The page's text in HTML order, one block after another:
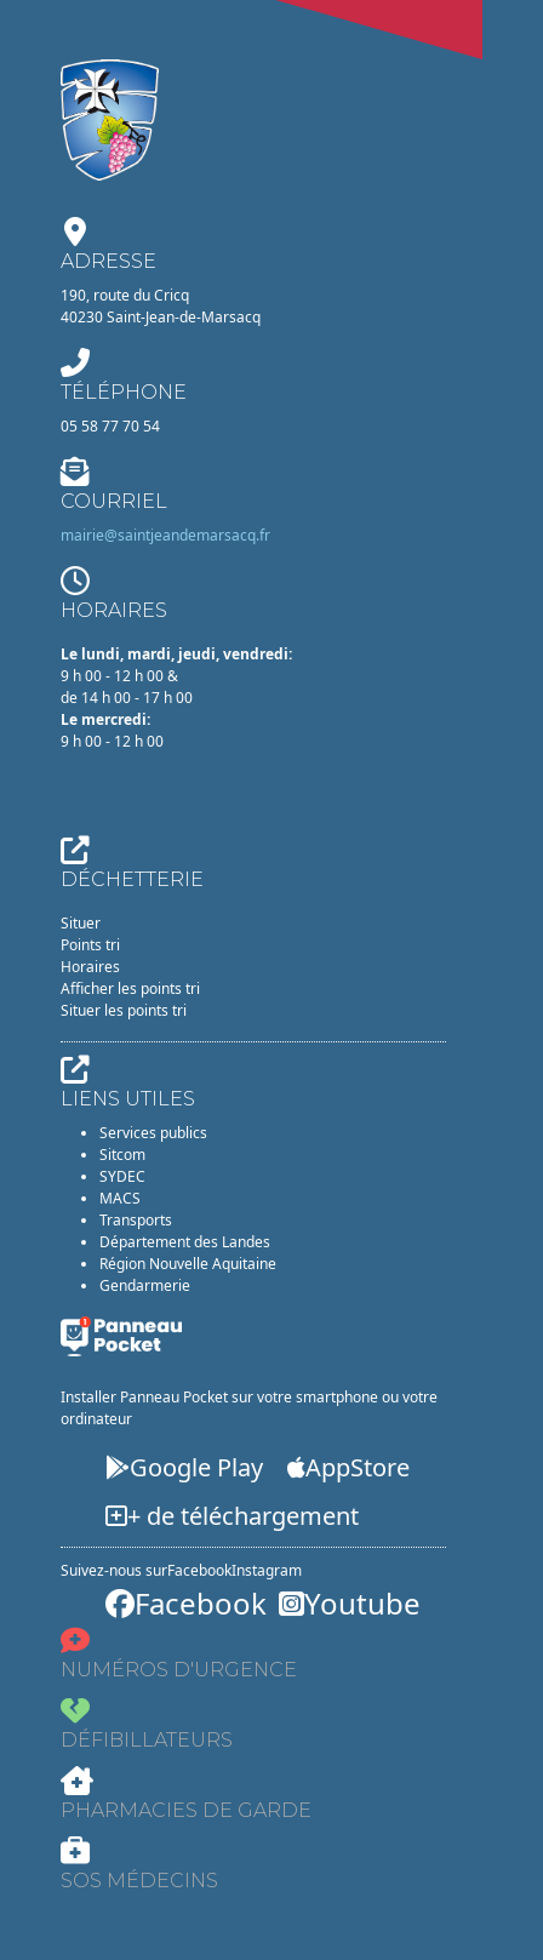
ADRESSE
190, route du Cricq
40230 Saint-Jean-de-Marsacq
TÉLÉPHONE
05 58 77 70 54
COURRIEL
mairie@saintjeandemarsacq.fr
HORAIRES
Le lundi, mardi, jeudi, vendredi:
9 h 00 - 12 h 00 &
de 14 h 00 - 17 h 00
Le mercredi:
9 h 00 - 12 h 00
DÉCHETTERIE
Situer
Points tri
Horaires
Afficher les points tri
Situer les points tri
LIENS UTILES
Services publics
Sitcom
SYDEC
MACS
Transports
Département des Landes
Région Nouvelle Aquitaine
Gendarmerie
Installer Panneau Pocket sur votre smartphone ou votre
ordinateur
Google Play
AppStore
+ de téléchargement
Suivez-nous surFacebookInstagram
Facebook Youtube
NUMÉROS D'URGENCE
DÉFIBILLATEURS
PHARMACIES DE GARDE
SOS MÉDECINS